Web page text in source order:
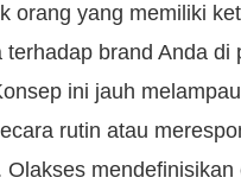
orang yang memiliki
terhadap brand Anda di
ini jauh
rutin atau
Olakses mendefinisikan